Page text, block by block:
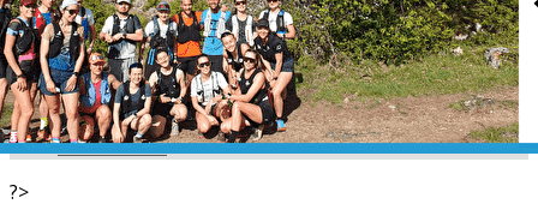
L'équipe
Nos partenaires
Actualités
Calendrier
Photos
Newsletters
?>